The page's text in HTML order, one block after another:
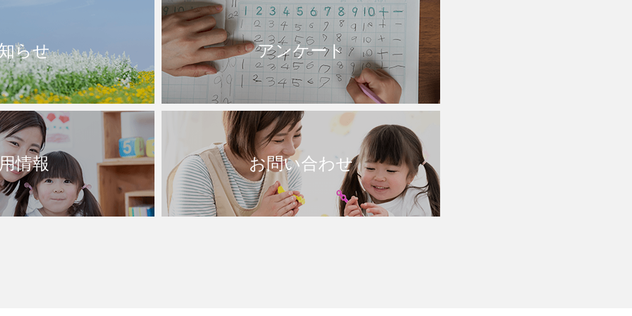
らせ アンケート
情報 お問い合わせ